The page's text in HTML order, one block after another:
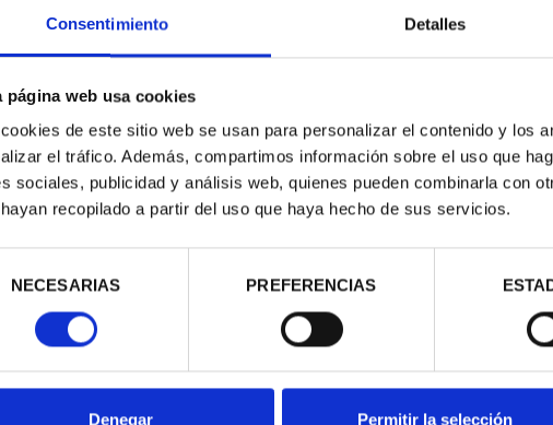
Consentimiento Detalles
página web usa cookies
de este sitio web se usan para personalizar el contenido y los
el tráfico. Además, compartimos información sobre el uso que
sociales, publicidad y análisis web, quienes pueden combinarla con
recopilado a partir del uso que haya hecho de sus servicios.
NECESARIAS PREFERENCIAS
Denegar Permitir la selección
ORDENAR POR:
1 Productos encontrados